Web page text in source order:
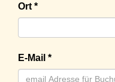
Ort *
E-Mail *